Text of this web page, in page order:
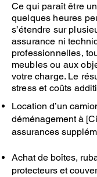
Ce qui paraît être
quelques heures
s’étendre sur
assurance ni
professionnelles,
meubles ou aux
votre charge. Le
stress et coûts
Location d’un
déménagement à
assurances
Achat de boîtes,
protecteurs et